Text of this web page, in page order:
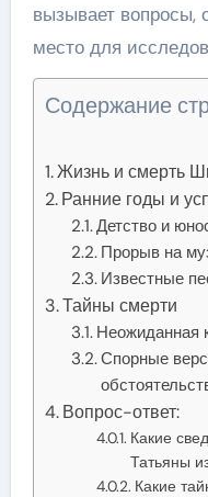
вызывает вопросы,
место для
Содержание
Жизнь и смерть
Ранние годы и
Детство и
Прорыв на
Известные
Тайны смерти
Неожиданная
Спорные
Вопрос-ответ:
Какие
Татьяны
Какие